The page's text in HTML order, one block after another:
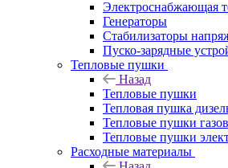
Электроснабжающая
Генераторы
Стабилизаторы
Пуско-зарядные
Тепловые пушки
Назад
Тепловые пушки
Тепловая пушка
Тепловые пушки
Тепловые пушки
Расходные материалы